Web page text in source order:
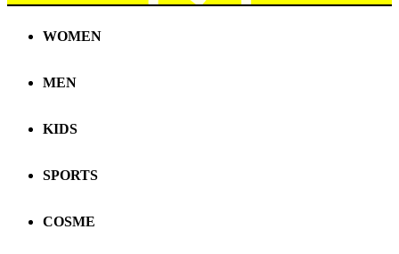
WOMEN
MEN
KIDS
SPORTS
COSME